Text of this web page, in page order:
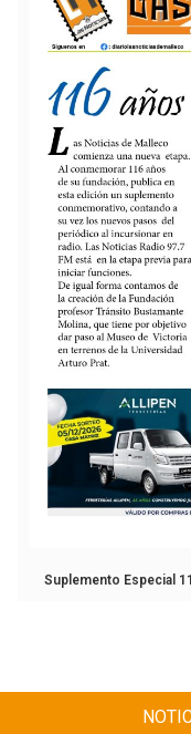
Suplemento Especial